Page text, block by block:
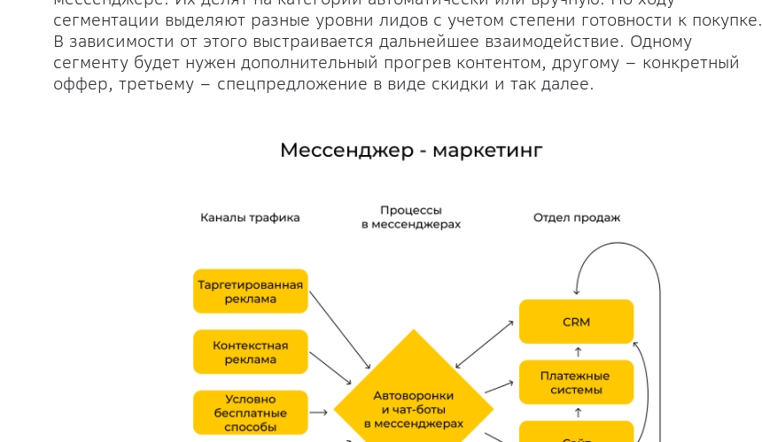
сегментации выделяют разные уровни лидов с учетом степени готовности к покупке.
В зависимости от этого выстраивается дальнейшее взаимодействие. Одному
сегменту будет нужен дополнительный прогрев контентом, другому – конкретный
оффер, третьему – спецпредложение в виде скидки и так далее.